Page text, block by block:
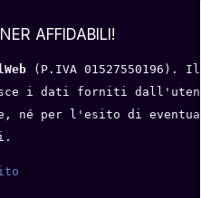
AFFIDABILI!
(P.IVA
i dati forniti
né per l'esito di